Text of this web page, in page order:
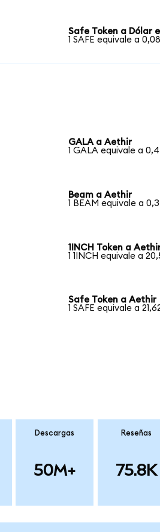
Safe Token a Dólar
1 SAFE equivale a
GALA a Aethir
1 GALA equivale a
Beam a Aethir
1 BEAM equivale a
1INCH Token a
1 1INCH equivale a
Safe Token a Aethir
1 SAFE equivale a
Descargas
50M+
Reseñas
75.8K